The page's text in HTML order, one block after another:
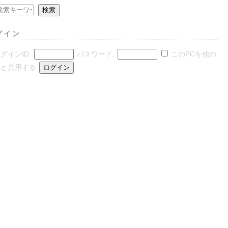
イン
インID: パスワード:
このPCを他の
共用する